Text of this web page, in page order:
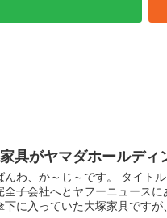
具がヤマダホールディ
んわ、か～じ～です。 タイト
全子会社へとヤフーニュース
下に入っていた大塚家具ですが